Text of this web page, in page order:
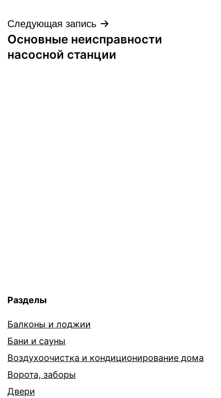
Следующая запись
Основные неисправности
насосной станции
Разделы
Балконы и лоджии
Бани и сауны
Воздухоочистка и кондиционирование дома
Ворота, заборы
Двери